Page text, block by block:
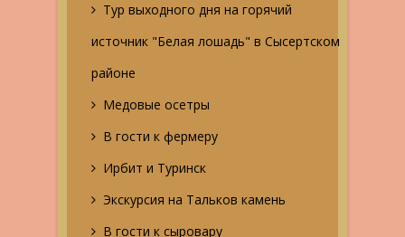
Тур выходного дня на горячий
источник "Белая лошадь" в Сысертском
районе
Медовые осетры
В гости к фермеру
Ирбит и Туринск
Экскурсия на Тальков камень
В гости к сыровару